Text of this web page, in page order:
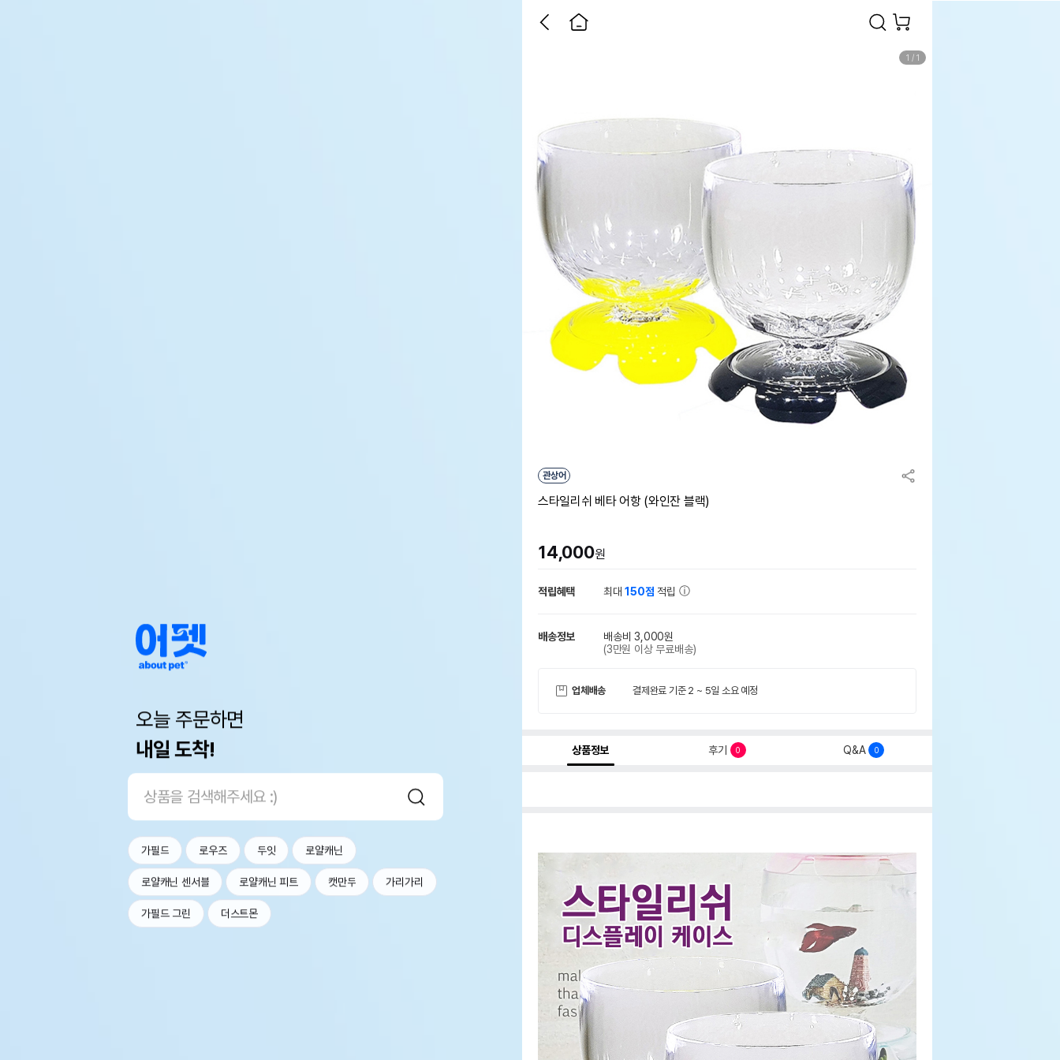
오늘 주문하면
내일 도착!
가필드 로우즈 두잇 로얄캐닌
로얄캐닌 센서블 로얄캐닌 피트 캣만두 가리가리
가필드 그린 더스트몬
1 / 1
관상어
스타일리쉬 베타 어항 (와인잔 블랙)
14,000원
적립혜택 최대150점 적립
배송정보
배송비 3,000원
(3만원 이상 무료배송)
업체배송 결제완료 기준 2 ~ 5일 소요 예정
상품정보 후기 0 Q&A 0